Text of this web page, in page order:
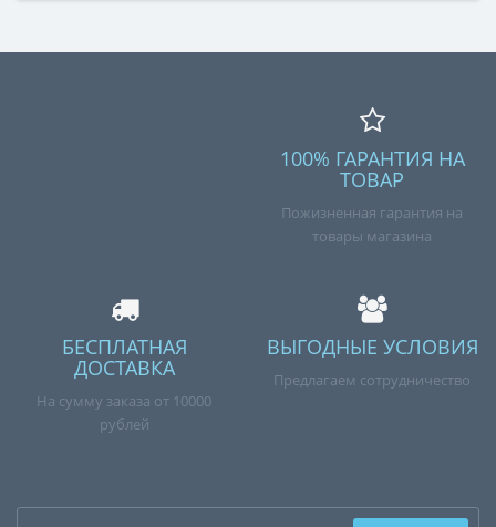
100% ГАРАНТИЯ НА
ТОВАР
Пожизненная гарантия на
товары магазина
БЕСПЛАТНАЯ
ДОСТАВКА
На сумму заказа от 10000
рублей
ВЫГОДНЫЕ УСЛОВИЯ
Предлагаем сотрудничество